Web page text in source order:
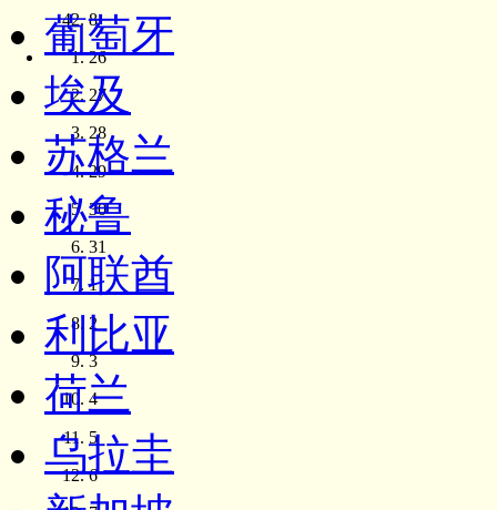
8
26
27
28
29
30
31
1
2
3
4
5
6
葡萄牙
埃及
苏格兰
秘鲁
阿联酋
利比亚
荷兰
乌拉圭